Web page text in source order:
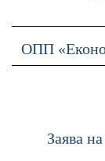
ОПП
Заява